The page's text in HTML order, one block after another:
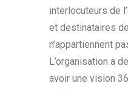
interlocuteurs de
et destinataires
n’appartiennent
L’organisation a
avoir une vision